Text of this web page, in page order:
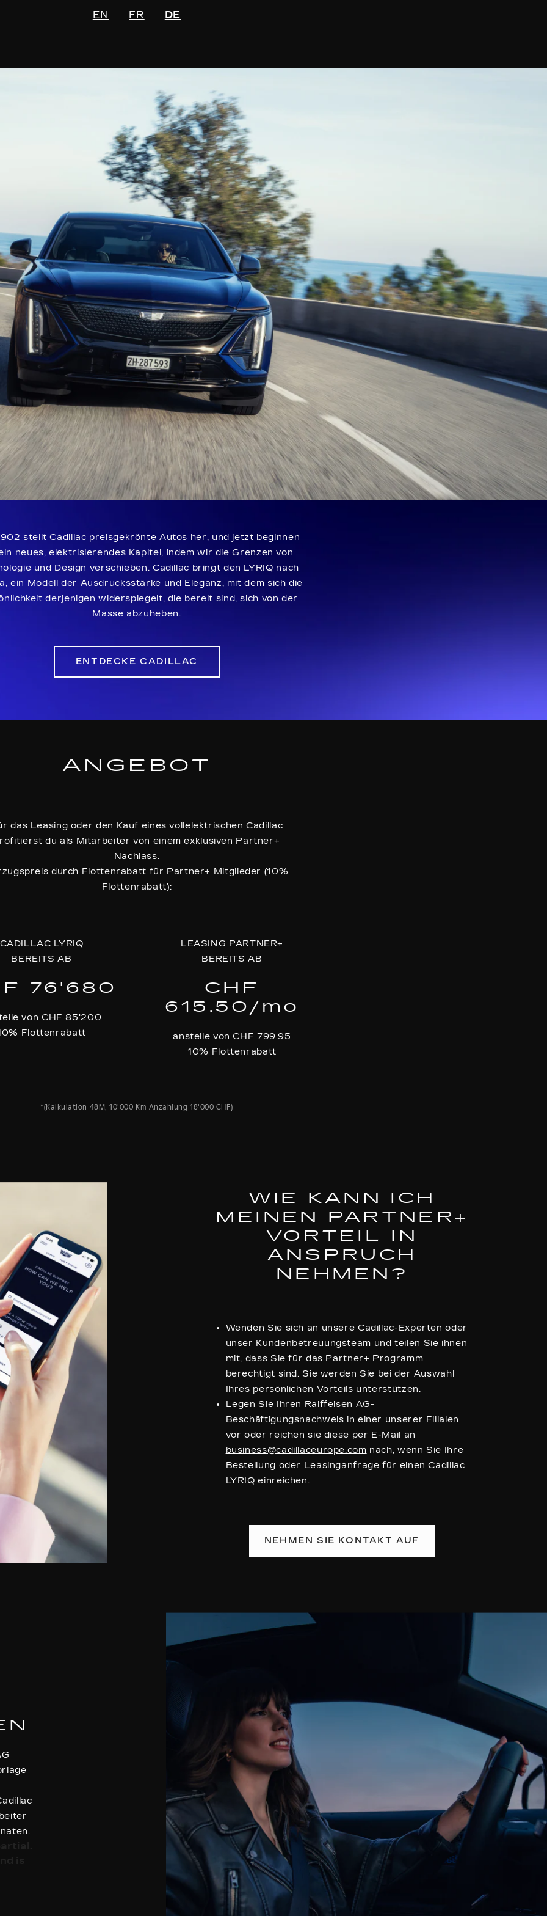
EN FR DE
stellt Cadillac preisgekrönte Autos her, und jetzt beginnen
neues, elektrisierendes Kapitel, indem wir die Grenzen von
und Design verschieben. Cadillac bringt den LYRIQ nach
ein Modell der Ausdrucksstärke und Eleganz, mit dem sich die
derjenigen widerspiegelt, die bereit sind, sich von der
Masse abzuheben.
ENTDECKE CADILLAC
ANGEBOT
das Leasing oder den Kauf eines vollelektrischen Cadillac
du als Mitarbeiter von einem exklusiven Partner+
Nachlass.
durch Flottenrabatt für Partner+ Mitglieder (10%
Flottenrabatt):
CADILLAC LYRIQ
BEREITS AB
76'680
von CHF 85'200
Flottenrabatt
LEASING PARTNER+
BEREITS AB
CHF
615.50/mo
anstelle von CHF 799.95
10% Flottenrabatt
*(Kalkulation 48M, 10'000 Km Anzahlung 18'000 CHF)
WIE KANN ICH
MEINEN PARTNER+
VORTEIL IN
ANSPRUCH
NEHMEN?
Wenden Sie sich an unsere Cadillac-Experten oder
unser Kundenbetreuungsteam und teilen Sie ihnen
mit, dass Sie für das Partner+ Programm
berechtigt sind. Sie werden Sie bei der Auswahl
Ihres persönlichen Vorteils unterstützen.
Legen Sie Ihren Raiffeisen AG-
Beschäftigungsnachweis in einer unserer Filialen
vor oder reichen sie diese per E-Mail an
business@cadillaceurope.com nach, wenn Sie Ihre
Bestellung oder Leasinganfrage für einen Cadillac
LYRIQ einreichen.
NEHMEN SIE KONTAKT AUF